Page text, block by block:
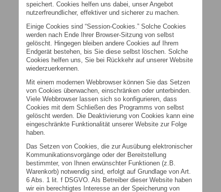
speichert. Cookies helfen uns dabei, unser Angebot
nutzerfreundlicher, effektiver und sicherer zu machen.
Einige Cookies sind “Session-Cookies.” Solche Cookies
werden nach Ende Ihrer Browser-Sitzung von selbst
gelöscht. Hingegen bleiben andere Cookies auf Ihrem
Endgerät bestehen, bis Sie diese selbst löschen. Solche
Cookies helfen uns, Sie bei Rückkehr auf unserer Website
wiederzuerkennen.
Mit einem modernen Webbrowser können Sie das Setzen
von Cookies überwachen, einschränken oder unterbinden.
Viele Webbrowser lassen sich so konfigurieren, dass
Cookies mit dem Schließen des Programms von selbst
gelöscht werden. Die Deaktivierung von Cookies kann eine
eingeschränkte Funktionalität unserer Website zur Folge
haben.
Das Setzen von Cookies, die zur Ausübung elektronischer
Kommunikationsvorgänge oder der Bereitstellung
bestimmter, von Ihnen erwünschter Funktionen (z.B.
Warenkorb) notwendig sind, erfolgt auf Grundlage von Art.
6 Abs. 1 lit. f DSGVO. Als Betreiber dieser Website haben
wir ein berechtigtes Interesse an der Speicherung von